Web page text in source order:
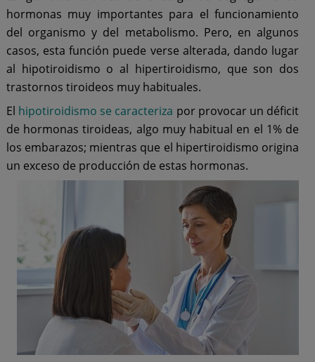
hormonas muy importantes para el funcionamiento
del organismo y del metabolismo. Pero, en algunos
casos, esta función puede verse alterada, dando lugar
al hipotiroidismo o al hipertiroidismo, que son dos
trastornos tiroideos muy habituales.
El hipotiroidismo se caracteriza por provocar un déficit
de hormonas tiroideas, algo muy habitual en el 1% de
los embarazos; mientras que el hipertiroidismo origina
un exceso de producción de estas hormonas.